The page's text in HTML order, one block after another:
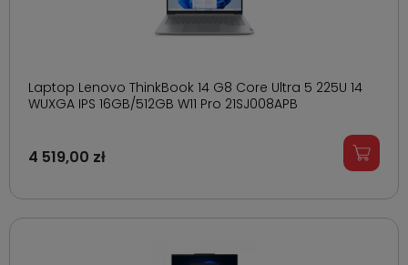
Laptop Lenovo ThinkBook 14 G8 Core Ultra 5 225U 14
WUXGA IPS 16GB/512GB W11 Pro 21SJ008APB
4 519,00 zł